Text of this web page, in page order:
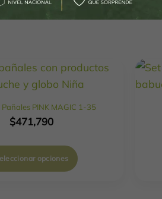
Pañales PINK MAGIC 1-35
$471,790
opciones